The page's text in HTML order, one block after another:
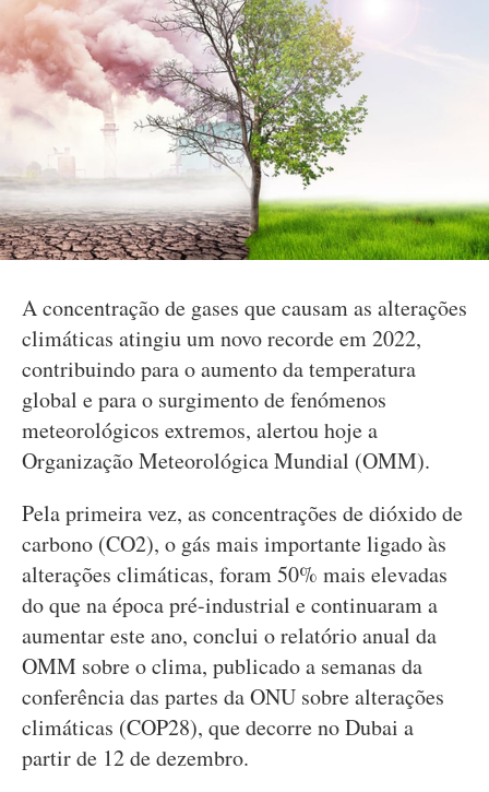
A concentração de gases que causam as alterações
climáticas atingiu um novo recorde em 2022,
contribuindo para o aumento da temperatura
global e para o surgimento de fenómenos
meteorológicos extremos, alertou hoje a
Organização Meteorológica Mundial (OMM).
Pela primeira vez, as concentrações de dióxido de
carbono (CO2), o gás mais importante ligado às
alterações climáticas, foram 50% mais elevadas
do que na época pré-industrial e continuaram a
aumentar este ano, conclui o relatório anual da
OMM sobre o clima, publicado a semanas da
conferência das partes da ONU sobre alterações
climáticas (COP28), que decorre no Dubai a
partir de 12 de dezembro.